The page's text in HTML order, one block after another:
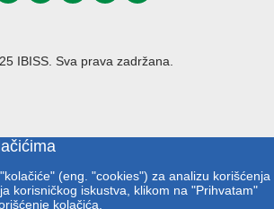
IBISS. Sva prava zadržana.
(eng. "cookies") za analizu korišćenja
korisničkog iskustva, klikom na "Prihvatam"
kolačića.